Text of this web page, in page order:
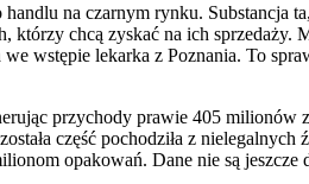
na czarnym rynku.
chcą zyskać na ich
wstępie lekarka z Poznania. To
przychody prawie 405
część pochodziła z
opakowań. Dane nie są jeszcze